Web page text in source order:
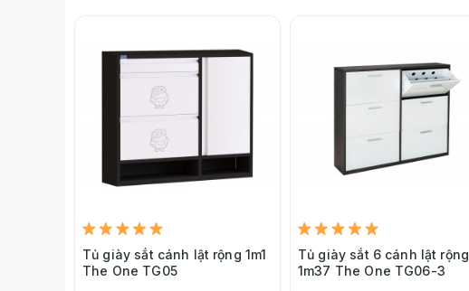
Tủ giày sắt cánh lật rộng 1m1
The One TG05
Tủ giày sắt 6 cánh lật rộng
1m37 The One TG06-3